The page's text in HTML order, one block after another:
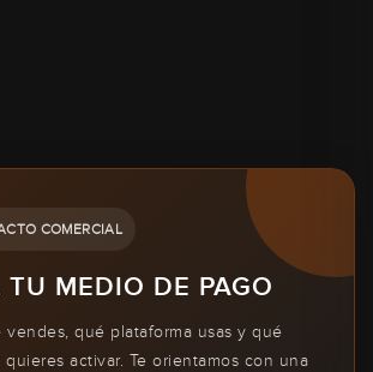
COMERCIAL
TU MEDIO DE PAGO
vendes, qué plataforma usas y qué
activar. Te orientamos con una